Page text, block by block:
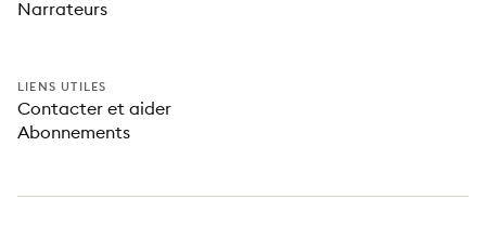
Narrateurs
LIENS UTILES
Contacter et aider
Abonnements